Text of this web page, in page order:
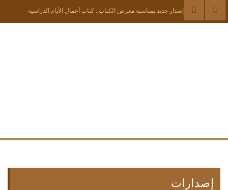
إصدار جديد بمناسبة معرض الكتاب.. كتاب أعمال الأيام الدراسية
إصدارات